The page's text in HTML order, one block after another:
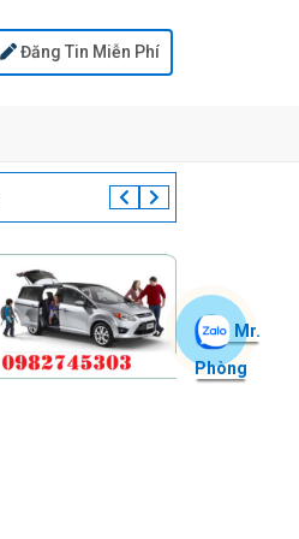
Đăng Tin Miễn Phí
Mr.
Phòng